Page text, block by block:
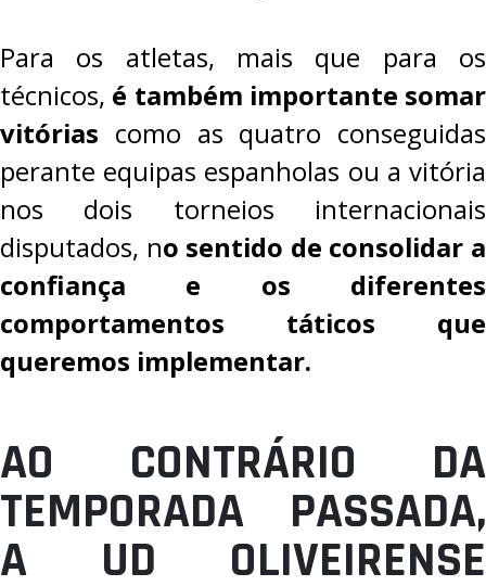
Para os atletas, mais que para os
técnicos, é também importante somar
vitórias como as quatro conseguidas
perante equipas espanholas ou a vitória
nos dois torneios internacionais
disputados, no sentido de consolidar a
confiança e os diferentes
comportamentos táticos que
queremos implementar.
AO CONTRÁRIO DA
TEMPORADA PASSADA,
A UD OLIVEIRENSE